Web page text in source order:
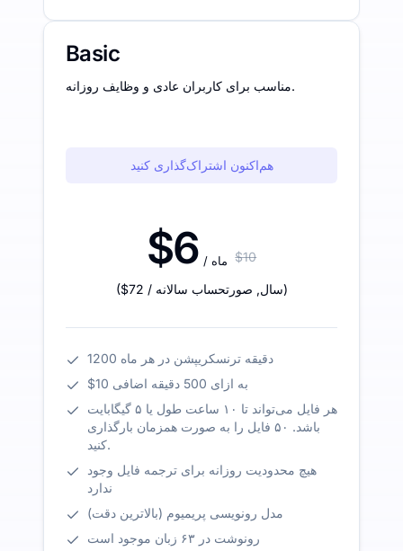
Basic
مناسب برای کاربران عادی و وظایف روزانه.
هم‌اکنون اشتراک‌گذاری کنید
$6 / ماه $10
($72 / سال, صورتحساب سالانه )
1200 دقیقه ترنسکریپشن در هر ماه
$10 به ازای 500 دقیقه اضافی
هر فایل می‌تواند تا ۱۰ ساعت طول یا ۵ گیگابایت
باشد. ۵۰ فایل را به صورت همزمان بارگذاری
کنید.
هیچ محدودیت روزانه برای ترجمه فایل وجود
ندارد
مدل رونویسی پریمیوم (بالاترین دقت)
رونوشت در ۶۳ زبان موجود است